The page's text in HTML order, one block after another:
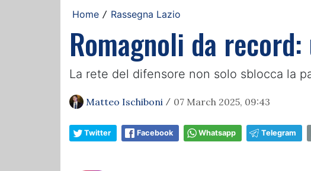
Home / Rassegna Lazio
Romagnoli da
La rete del difensore non solo sblocca la
Matteo Ischiboni / 07 March 2025, 09:43
Twitter Facebook Whatsapp Telegram